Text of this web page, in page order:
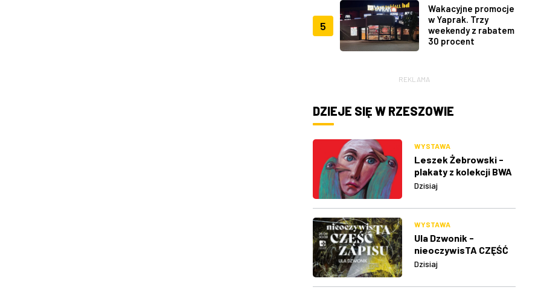
5
Wakacyjne promocje
w Yaprak. Trzy
weekendy z rabatem
30 procent
REKLAMA
DZIEJE SIĘ W RZESZOWIE
WYSTAWA
Leszek Żebrowski -
plakaty z kolekcji BWA
w Rzeszowie
Dzisiaj
WYSTAWA
Ula Dzwonik -
nieoczywisTA CZĘŚĆ
ZAPISU
Dzisiaj